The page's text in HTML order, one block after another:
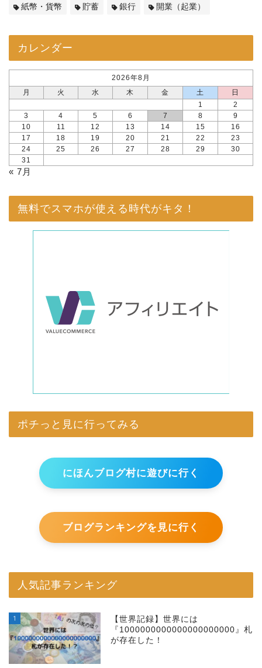
紙幣・貨幣 貯蓄 銀行 開業（起業）
カレンダー
2026年8月
月
火 水 木 金 土
日
1
2
3
4 5 6 7 8
9
10
11 12 13 14 15
16
17
18 19 20 21 22
23
24
25 26 27 28 29
30
31
« 7月
無料でスマホが使える時代がキタ！
ポチっと見に行ってみる
にほんブログ村に遊びに行く
ブログランキングを見に行く
人気記事ランキング
1
【世界記録】世界には
『1000000000000000000000』札
が存在した！